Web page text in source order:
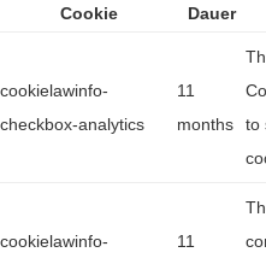
Cookie
Dauer
cookielawinfo-
checkbox-analytics
11
months
to
cookielawinfo-
11